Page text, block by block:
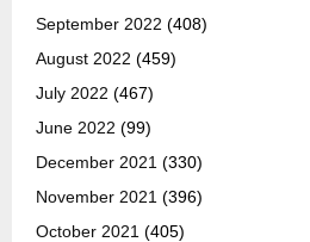
September 2022 (408)
August 2022 (459)
July 2022 (467)
June 2022 (99)
December 2021 (330)
November 2021 (396)
October 2021 (405)